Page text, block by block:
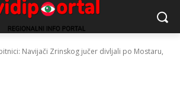
Navijači Zrinskog jučer divljali po Mostaru,